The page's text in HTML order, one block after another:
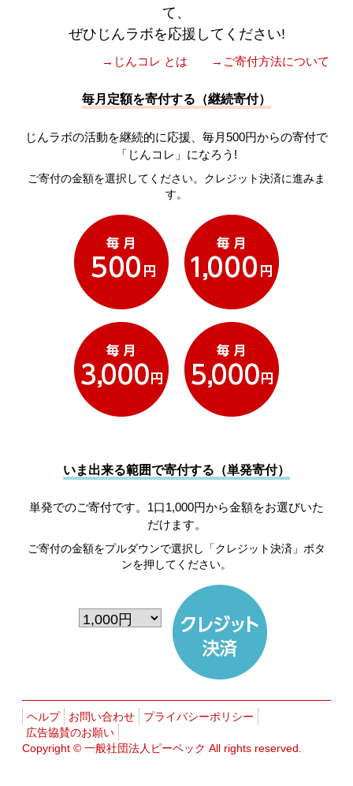
て、
ぜひじんラボを応援してください!
→じんコレ とは →ご寄付方法について
毎月定額を寄付する（継続寄付）
じんラボの活動を継続的に応援、毎月500円からの寄付で
「じんコレ」になろう!
ご寄付の金額を選択してください。クレジット決済に進みま
す。
いま出来る範囲で寄付する（単発寄付）
単発でのご寄付です。1口1,000円から金額をお選びいた
だけます。
ご寄付の金額をプルダウンで選択し「クレジット決済」ボタ
ンを押してください。
ヘルプ お問い合わせ
プライバシーポリシー
広告協賛のお願い
Copyright ©一般社団法人ピーペック All rights reserved.